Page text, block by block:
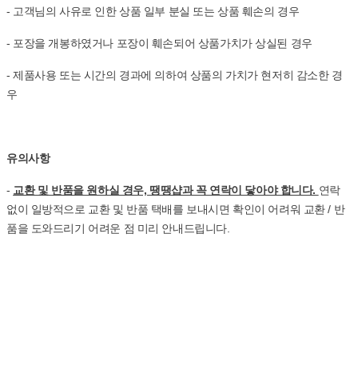
- 고객님의 사유로 인한 상품 일부 분실 또는 상품 훼손의 경우
- 포장을 개봉하였거나 포장이 훼손되어 상품가치가 상실된 경우
- 제품사용 또는 시간의 경과에 의하여 상품의 가치가 현저히 감소한 경
우
유의사항
- 교환 및 반품을 원하실 경우, 땡땡샵과 꼭 연락이 닿아야 합니다. 연락
없이 일방적으로 교환 및 반품 택배를 보내시면 확인이 어려워 교환 / 반
품을 도와드리기 어려운 점 미리 안내드립니다.